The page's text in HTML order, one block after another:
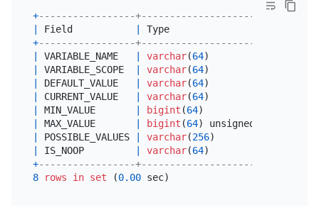
+-----------------+---------------------+------
Field Type
+-----------------+---------------------+------
VARIABLE_NAME varchar(64)
VARIABLE_SCOPE varchar(64)
DEFAULT_VALUE varchar(64)
CURRENT_VALUE varchar(64)
MIN_VALUE bigint (64)
MAX_VALUE bigint (64) unsigned
POSSIBLE_VALUES varchar(256)
IS_NOOP varchar(64)
+-----------------+---------------------+------
8
rows in set (0.00